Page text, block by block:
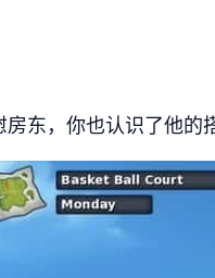
东，你也认识了他